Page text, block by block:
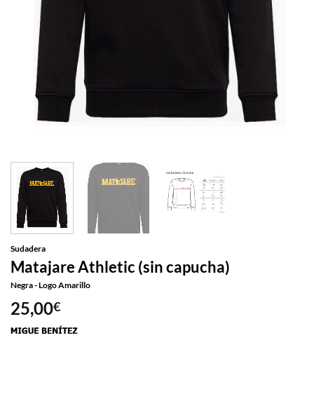
Sudadera
Matajare Athletic (sin capucha)
Negra - Logo Amarillo
25,00€